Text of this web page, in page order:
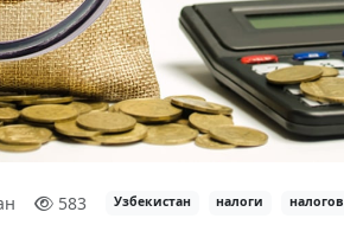
583 Узбекистан налоги